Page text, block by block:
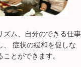
ズム、自分のできる仕事
、 症状の緩和を促しな
とができます。